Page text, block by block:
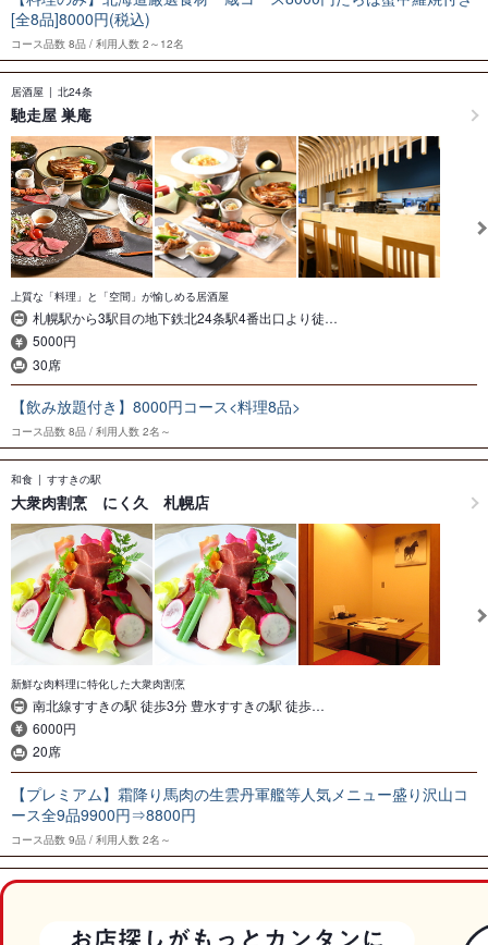
[全8品]8000円(税込)
コース品数 8品 利用人数 2～12名
居酒屋 北24条
馳走屋 巣庵
上質な「料理」と「空間」が愉しめる居酒屋
札幌駅から3駅目の地下鉄北24条駅4番出口より徒…
5000円
30席
【飲み放題付き】8000円コース<料理8品>
コース品数 8品 利用人数 2名～
和食 すすきの駅
大衆肉割烹 にく久 札幌店
新鮮な肉料理に特化した大衆肉割烹
南北線すすきの駅 徒歩3分 豊水すすきの駅 徒歩…
6000円
20席
【プレミアム】霜降り馬肉の生雲丹軍艦等人気メニュー盛り沢山コ
ース全9品9900円⇒8800円
コース品数 9品 利用人数 2名～